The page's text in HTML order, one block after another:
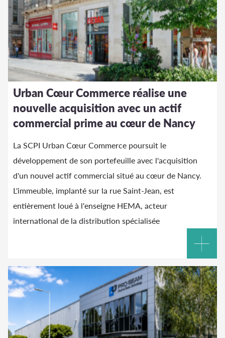
Urban Cœur Commerce réalise une
nouvelle acquisition avec un actif
commercial prime au cœur de Nancy
La SCPI Urban Cœur Commerce poursuit le
développement de son portefeuille avec l'acquisition
d'un nouvel actif commercial situé au cœur de Nancy.
L'immeuble, implanté sur la rue Saint-Jean, est
entièrement loué à l'enseigne HEMA, acteur
international de la distribution spécialisée